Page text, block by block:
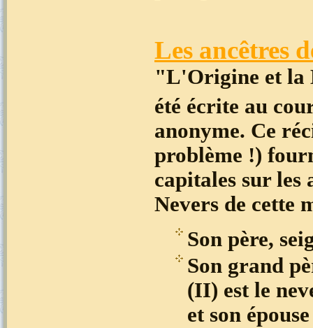
Les ancêtres
"L'Origine et la
été écrite au
anonyme. Ce
problème !)
capitales sur les
Nevers de cette
Son père,
Son grand
(II) est le
et son